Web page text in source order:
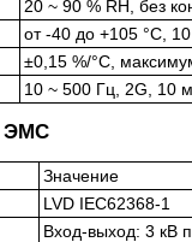
20 ~ 90 % RH, без
от -40 до +105 °C,
±0,15 %/°C,
10 ~ 500 Гц, 2G, 10
ЭМС
Значение
LVD IEC62368-1
Вход-выход: 3 кВ